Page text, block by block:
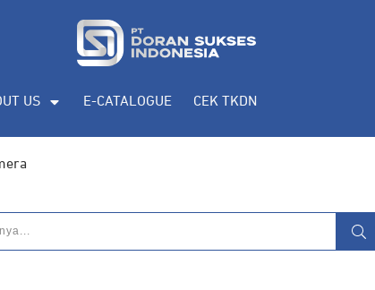
US E-CATALOGUE CEK TKDN
pengadaan produk, katalog produk